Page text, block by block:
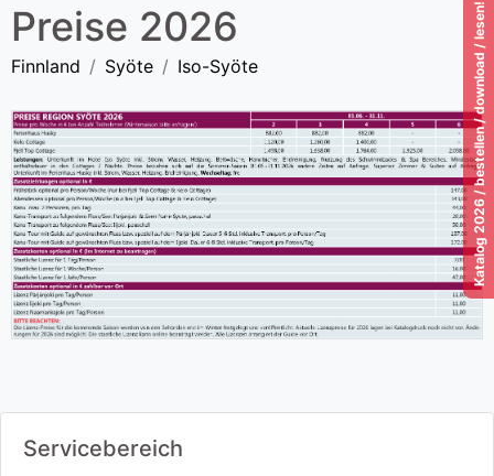
Katalog 2026 / bestellen / download / lesen!
Preise 2026
Finnland Syöte Iso-Syöte
Servicebereich